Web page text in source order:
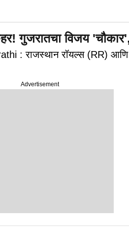
विजय 'चौकार',
रॉयल्स (RR) आणि
Advertisement